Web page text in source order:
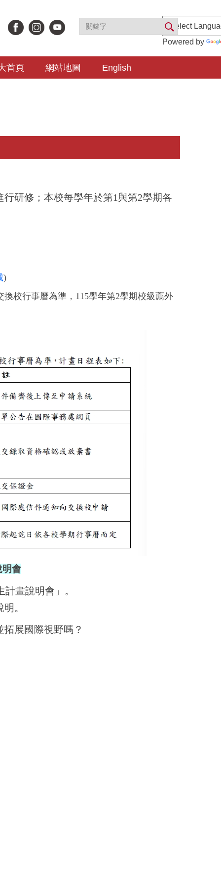
Powered by
首頁 網站地圖 English
研修；本校每學年於第1與第2學期各
)
校行事曆為準， 115學年第2學期校級薦外
明會
畫說明會」。
。
展國際視野嗎？